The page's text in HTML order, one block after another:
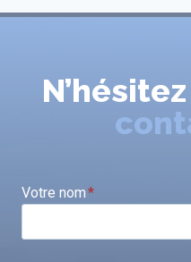
Votre nom*